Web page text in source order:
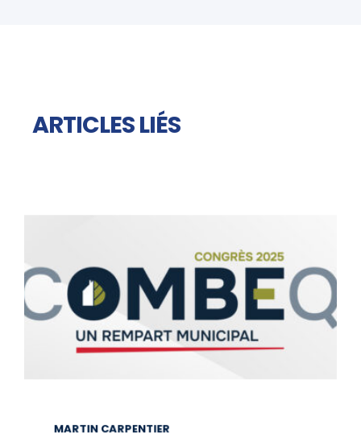
ARTICLES LIÉS
MARTIN CARPENTIER